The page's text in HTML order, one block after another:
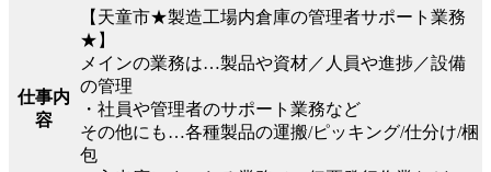
仕事内
容
【天童市★製造工場内倉庫の管理者サポート業務
★】
メインの業務は…製品や資材／人員や進捗／設備
の管理
・社員や管理者のサポート業務など
その他にも…各種製品の運搬/ピッキング/仕分け/梱
包